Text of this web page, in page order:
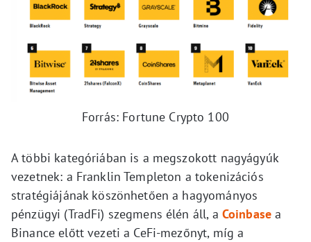
Forrás: Fortune Crypto 100
A többi kategóriában is a megszokott nagyágyúk
vezetnek: a Franklin Templeton a tokenizációs
stratégiájának köszönhetően a hagyományos
pénzügyi (TradFi) szegmens élén áll, a Coinbase a
Binance előtt vezeti a CeFi-mezőnyt, míg a